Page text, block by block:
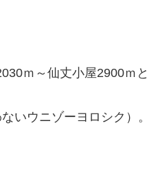
ｍ～仙丈小屋2900ｍと
いウニゾーヨロシク）。